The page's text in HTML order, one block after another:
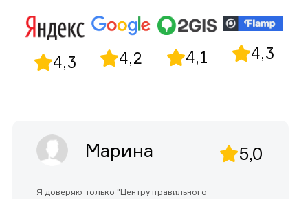
4,3 4,2 4,1 4,3
Марина 5,0
Я доверяю только "Центру правильного